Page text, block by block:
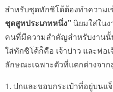
สำหรับชุดทักซิโด้ต้องทำความเ
ชุดสูทประเภทหนึ่ง” นิยมใส่ใน
คนที่มีความสำคัญสำหรับงานนั้
ใส่ทักซิโด้ก็คือ เจ้าบ่าว และพ่อ
ลักษณะเฉพาะตัวที่แตกต่างจา
1. ปกและขอบกระเป๋าที่อยู่บน